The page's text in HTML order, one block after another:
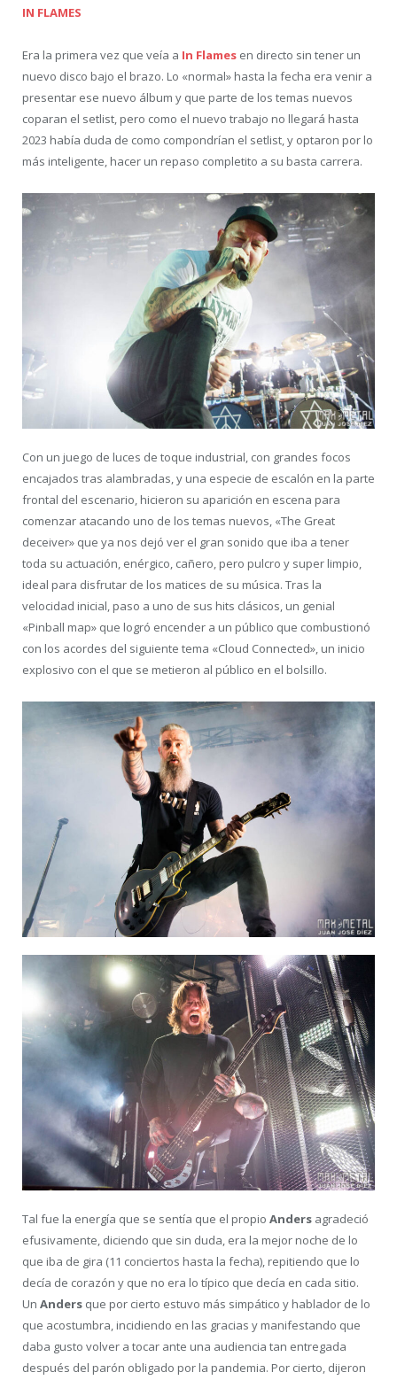
IN FLAMES
Era la primera vez que veía a In Flames en directo sin tener un
nuevo disco bajo el brazo. Lo «normal» hasta la fecha era venir a
presentar ese nuevo álbum y que parte de los temas nuevos
coparan el setlist, pero como el nuevo trabajo no llegará hasta
2023 había duda de como compondrían el setlist, y optaron por lo
más inteligente, hacer un repaso completito a su basta carrera.
Con un juego de luces de toque industrial, con grandes focos
encajados tras alambradas, y una especie de escalón en la parte
frontal del escenario, hicieron su aparición en escena para
comenzar atacando uno de los temas nuevos, «The Great
deceiver» que ya nos dejó ver el gran sonido que iba a tener
toda su actuación, enérgico, cañero, pero pulcro y super limpio,
ideal para disfrutar de los matices de su música. Tras la
velocidad inicial, paso a uno de sus hits clásicos, un genial
«Pinball map» que logró encender a un público que combustionó
con los acordes del siguiente tema «Cloud Connected», un inicio
explosivo con el que se metieron al público en el bolsillo.
Tal fue la energía que se sentía que el propio Anders agradeció
efusivamente, diciendo que sin duda, era la mejor noche de lo
que iba de gira (11 conciertos hasta la fecha), repitiendo que lo
decía de corazón y que no era lo típico que decía en cada sitio.
Un Anders que por cierto estuvo más simpático y hablador de lo
que acostumbra, incidiendo en las gracias y manifestando que
daba gusto volver a tocar ante una audiencia tan entregada
después del parón obligado por la pandemia. Por cierto, dijeron